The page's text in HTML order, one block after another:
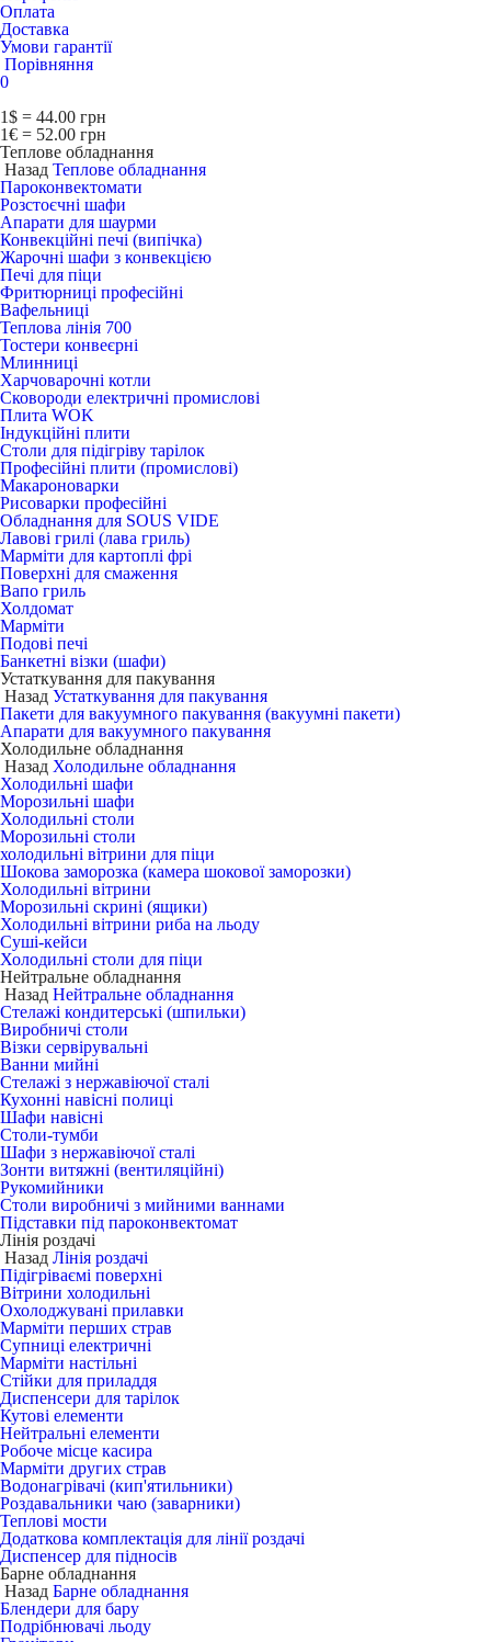
Оплата
Доставка
Умови гарантії
Порівняння
0
1$ = 44.00 грн
1€ = 52.00 грн
Теплове обладнання
Назад Теплове обладнання
Пароконвектомати
Розстоєчні шафи
Апарати для шаурми
Конвекційні печі (випічка)
Жарочні шафи з конвекцією
Печі для піци
Фритюрниці професійні
Вафельниці
Теплова лінія 700
Тостери конвеєрні
Млинниці
Харчоварочні котли
Сковороди електричні промислові
Плита WOK
Індукційні плити
Столи для підігріву тарілок
Професійні плити (промислові)
Макароноварки
Рисоварки професійні
Обладнання для SOUS VIDE
Лавові грилі (лава гриль)
Марміти для картоплі фрі
Поверхні для смаження
Вапо гриль
Холдомат
Марміти
Подові печі
Банкетні візки (шафи)
Устаткування для пакування
Назад Устаткування для пакування
Пакети для вакуумного пакування (вакуумні пакети)
Апарати для вакуумного пакування
Холодильне обладнання
Назад Холодильне обладнання
Холодильні шафи
Морозильні шафи
Холодильні столи
Морозильні столи
холодильні вітрини для піци
Шокова заморозка (камера шокової заморозки)
Холодильні вітрини
Морозильні скрині (ящики)
Холодильні вітрини риба на льоду
Суші-кейси
Холодильні столи для піци
Нейтральне обладнання
Назад Нейтральне обладнання
Стелажі кондитерські (шпильки)
Виробничі столи
Візки сервірувальні
Ванни мийні
Стелажі з нержавіючої сталі
Кухонні навісні полиці
Шафи навісні
Столи-тумби
Шафи з нержавіючої сталі
Зонти витяжні (вентиляційні)
Рукомийники
Столи виробничі з мийними ваннами
Підставки під пароконвектомат
Лінія роздачі
Назад Лінія роздачі
Підігріваємі поверхні
Вітрини холодильні
Охолоджувані прилавки
Марміти перших страв
Супниці електричні
Марміти настільні
Стійки для приладдя
Диспенсери для тарілок
Кутові елементи
Нейтральні елементи
Робоче місце касира
Марміти других страв
Водонагрівачі (кип'ятильники)
Роздавальники чаю (заварники)
Теплові мости
Додаткова комплектація для лінії роздачі
Диспенсер для підносів
Барне обладнання
Назад Барне обладнання
Блендери для бару
Подрібнювачі льоду